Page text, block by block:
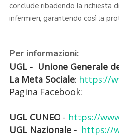
conclude ribadendo la richiesta
infermieri, garantendo così la
Per informazioni:
UGL - Unione Generale
La Meta Sociale: https://
Pagina Facebook:
UGL CUNEO- https://
UGL Nazionale - https://